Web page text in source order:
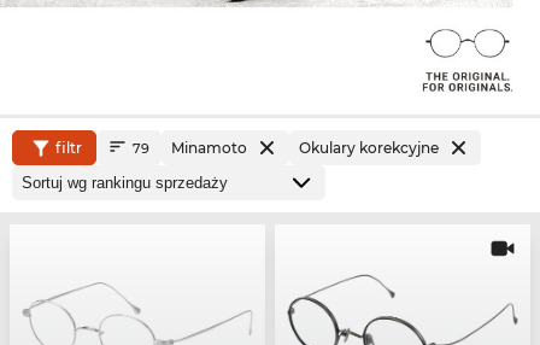
filtr 79 Minamoto Okulary korekcyjne